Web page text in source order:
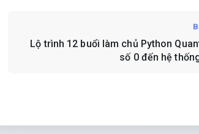
Lộ trình 12 buổi làm chủ Python
số 0 đến hệ